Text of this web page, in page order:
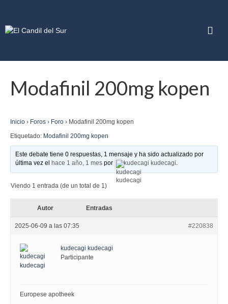
Modafinil 200mg kopen
Inicio › Foros › Foro › Modafinil 200mg kopen
Etiquetado: Modafinil 200mg kopen
Este debate tiene 0 respuestas, 1 mensaje y ha sido actualizado por
última vez el
hace 1 año, 1 mes por kudecagi kudecagi.
Viendo 1 entrada (de un total de 1)
Autor Entradas
2025-06-09 a las 07:35 #220838
kudecagi kudecagi
Participante
Europese apotheek